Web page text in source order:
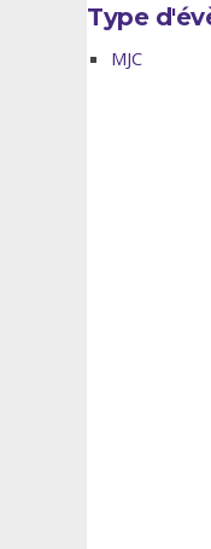
Type
MJC